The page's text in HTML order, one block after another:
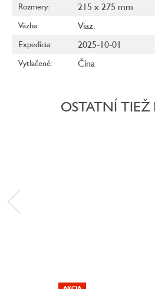
Rozmery: 215 x 275 mm
Väzba: Viaz.
Expedícia: 2025-10-01
Vytlačené: Čína
OSTATNÍ TIEŽ